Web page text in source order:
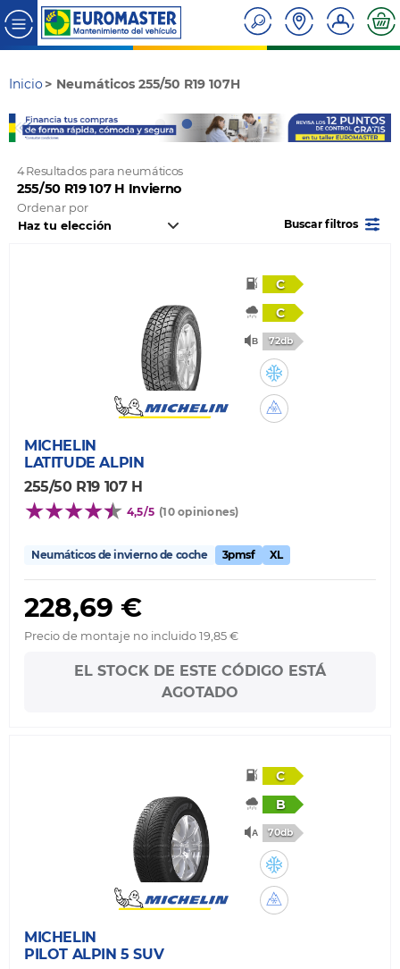
Inicio Neumáticos 255/50 R19 107H
4 Resultados para neumáticos
255/50 R19 107 H Invierno
Ordenar por
Buscar filtros
C
C
72db
MICHELIN
LATITUDE ALPIN
255/50 R19 107 H
4,5/5 (10 opiniones)
Neumáticos de invierno de coche 3pmsf XL
228,69 €
Precio de montaje no incluido 19,85 €
EL STOCK DE ESTE CÓDIGO ESTÁ
AGOTADO
C
B
70db
MICHELIN
PILOT ALPIN 5 SUV